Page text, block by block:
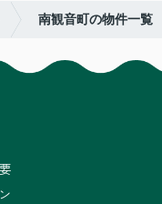
南観音町の物件一覧